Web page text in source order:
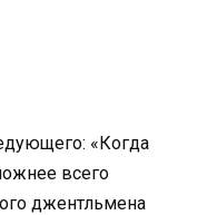
«Когда
всего
джентльмена